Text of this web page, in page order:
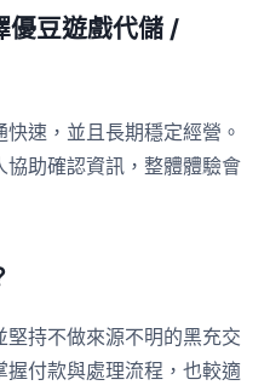
優豆遊戲代儲 /
速，並且長期穩定經營。
助確認資訊，整體體驗會
持不做來源不明的黑充交
付款與處理流程，也較適